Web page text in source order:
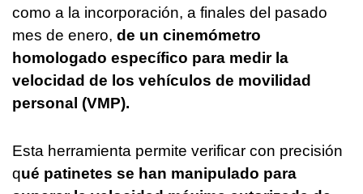
como a la incorporación, a finales del pasado
mes de enero, de un cinemómetro
homologado específico para medir la
velocidad de los vehículos de movilidad
personal (VMP).
Esta herramienta permite verificar con precisión
qué patinetes se han manipulado para